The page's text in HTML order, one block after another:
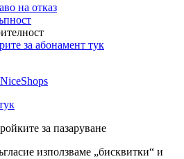
на отказ
за абонамент тук
за пазаруване
използваме „бисквитки“ и